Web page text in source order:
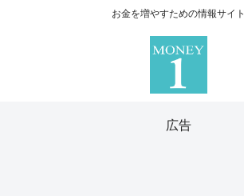
お金を増やすための情報サイト
広告